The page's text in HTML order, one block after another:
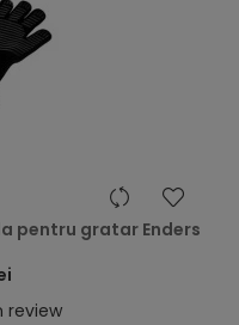
pentru gratar Enders
review